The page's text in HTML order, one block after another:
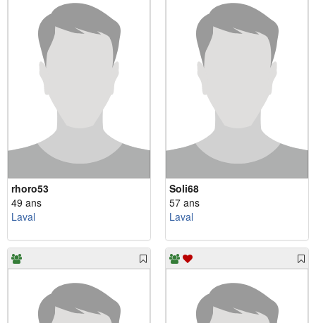
rhoro53
49 ans
Laval
Soli68
57 ans
Laval